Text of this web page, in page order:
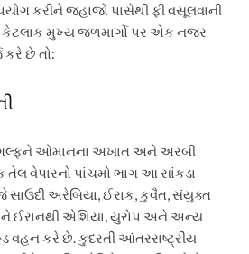
કરીને જહાજો પાસેથી ફી વસૂલવાની
કેટલાક મુખ્ય જળમાર્ગો પર એક નજર
છે તો:
ગલ્ફને ઓમાનના અખાત અને અરબી
તેલ વેપારનો પાંચમો ભાગ આ સાંકડા
સાઉદી અરેબિયા, ઈરાક, કુવૈત, સંયુક્ત
ઈરાનથી એશિયા, યુરોપ અને અન્ય
વહન કરે છે.કુદરતી આંતરરાષ્ટ્રીય